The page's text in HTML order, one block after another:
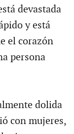
devastada
y está
el corazón
persona
dolida
con mujeres,